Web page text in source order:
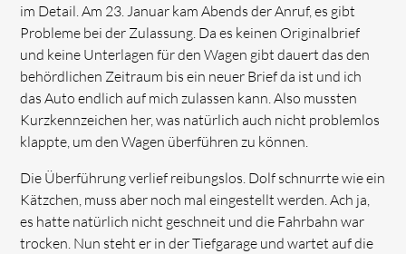
im Detail. Am 23. Januar kam Abends der Anruf, es gibt
Probleme bei der Zulassung. Da es keinen Originalbrief
und keine Unterlagen für den Wagen gibt dauert das den
behördlichen Zeitraum bis ein neuer Brief da ist und ich
das Auto endlich auf mich zulassen kann. Also mussten
Kurzkennzeichen her, was natürlich auch nicht problemlos
klappte, um den Wagen überführen zu können.
Die Überführung verlief reibungslos. Dolf schnurrte wie ein
Kätzchen, muss aber noch mal eingestellt werden. Ach ja,
es hatte natürlich nicht geschneit und die Fahrbahn war
trocken. Nun steht er in der Tiefgarage und wartet auf die